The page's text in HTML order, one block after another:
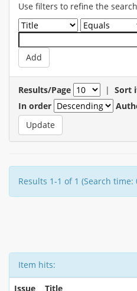
Use filters to refine the
Results/Page | Sort
In order
Results 1-1 of 1 (Search time:
Item hits:
Issue
Title